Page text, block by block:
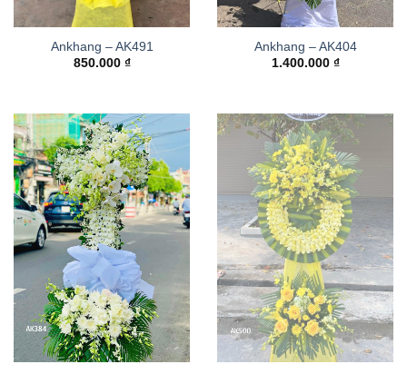
Ankhang – AK491
850.000 ₫
Ankhang – AK404
1.400.000 ₫